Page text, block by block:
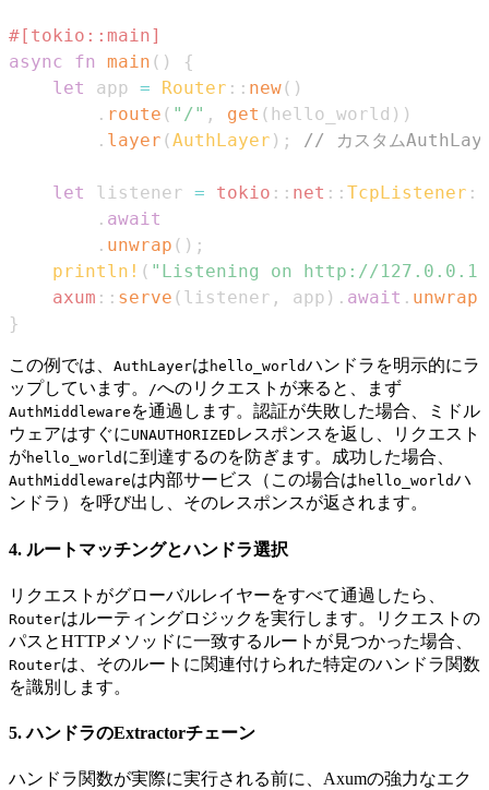
#[tokio::main]
async
fn main ( )
{
let
app = Router :: new( )
. route ( "/" , get ( hello_world ) )
. layer (AuthLayer ) ; // カスタム
let listener = tokio :: net :: TcpListener ::
. await
. unwrap ( ) ;
println! ( "Listening on http://
axum :: serve ( listener , app ) . await . unwrap
}
この例では、 AuthLayerは hello_worldハンドラを明示的にラ
ップしています。
/へのリクエストが来ると、まず
AuthMiddleware を通過します。認証が失敗した場合、ミドル
ウェアはすぐに UNAUTHORIZED レスポンスを返し、リクエスト
がhello_world に到達するのを防ぎます。成功した場合、
AuthMiddlewareは内部サービス（この場合は hello_worldハ
ンドラ）を呼び出し、そのレスポンスが返されます。
4. ルートマッチングとハンドラ選択
リクエストがグローバルレイヤーをすべて通過したら、
Routerはルーティングロジックを実行します。リクエストの
パスとHTTPメソッドに一致するルートが見つかった場合、
Routerは、そのルートに関連付けられた特定のハンドラ関数
を識別します。
5. ハンドラのExtractorチェーン
ハンドラ関数が実際に実行される前に、Axumの強力なエク